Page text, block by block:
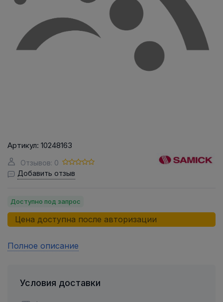
Артикул: 10248163
Отзывов: 0
Добавить отзыв
Доступно под запрос
Цена доступна после авторизации
Полное описание
Условия доставки